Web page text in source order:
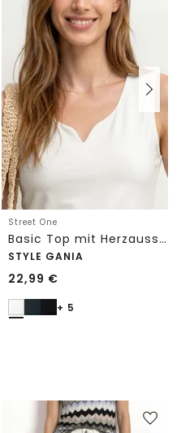
Street One
Basic Top mit Herzausschnitt
STYLE GANIA
22,99 €
+ 5